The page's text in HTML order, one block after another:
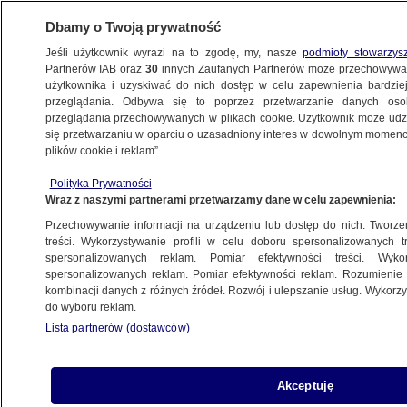
ŚWIAT
Trybunał Praw Człowieka krytykuje
24.11.2021, 10:17
Udostępnij
Dbamy o Twoją prywatność
Jeśli użytkownik wyrazi na to zgodę, my, naszepodmioty
Partnerów IAB oraz30 innych Zaufanych Partnerów może
użytkownika i uzyskiwać do nich dostęp w celu zapewnienia
przeglądania. Odbywa się to poprzez przetwarzanie danych
przeglądania przechowywanych w plikach cookie. Użytkownik może
się przetwarzaniu w oparciu o uzasadniony interes w dowolnym
plików cookie i reklam”.
Polityka Prywatności
Wraz z naszymi partnerami przetwarzamy dane w celu zapewnienia:
Przechowywanie informacji na urządzeniu lub dostęp do nich.
treści. Wykorzystywanie profili w celu doboru spersonalizowanych
spersonalizowanych reklam. Pomiar efektywności treści.
spersonalizowanych reklam. Pomiar efektywności reklam.
kombinacji danych z różnych źródeł. Rozwój i ulepszanie usług.
do wyboru reklam.
Lista partnerów (dostawców)
Akceptuję